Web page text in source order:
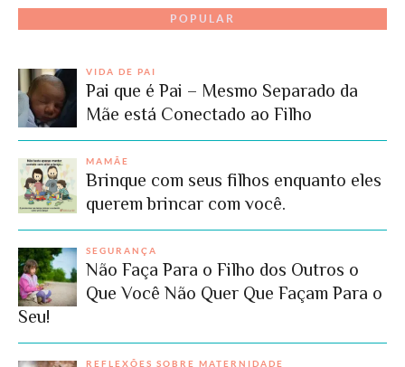
POPULAR
VIDA DE PAI
Pai que é Pai – Mesmo Separado da
Mãe está Conectado ao Filho
MAMÃE
Brinque com seus filhos enquanto eles
querem brincar com você.
SEGURANÇA
Não Faça Para o Filho dos Outros o
Que Você Não Quer Que Façam Para o
Seu!
REFLEXÕES SOBRE MATERNIDADE